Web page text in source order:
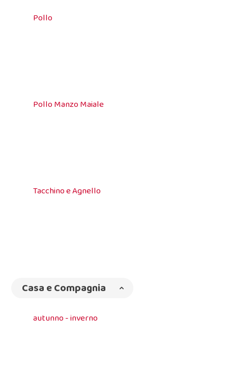
Pollo
Pollo Manzo Maiale
Tacchino e Agnello
Casa e Compagnia
autunno - inverno